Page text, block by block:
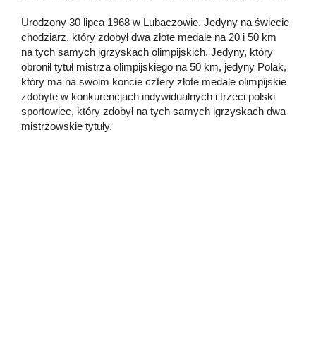
Urodzony 30 lipca 1968 w Lubaczowie. Jedyny na świecie
chodziarz, który zdobył dwa złote medale na 20 i 50 km
na tych samych igrzyskach olimpijskich. Jedyny, który
obronił tytuł mistrza olimpijskiego na 50 km, jedyny Polak,
który ma na swoim koncie cztery złote medale olimpijskie
zdobyte w konkurencjach indywidualnych i trzeci polski
sportowiec, który zdobył na tych samych igrzyskach dwa
mistrzowskie tytuły.